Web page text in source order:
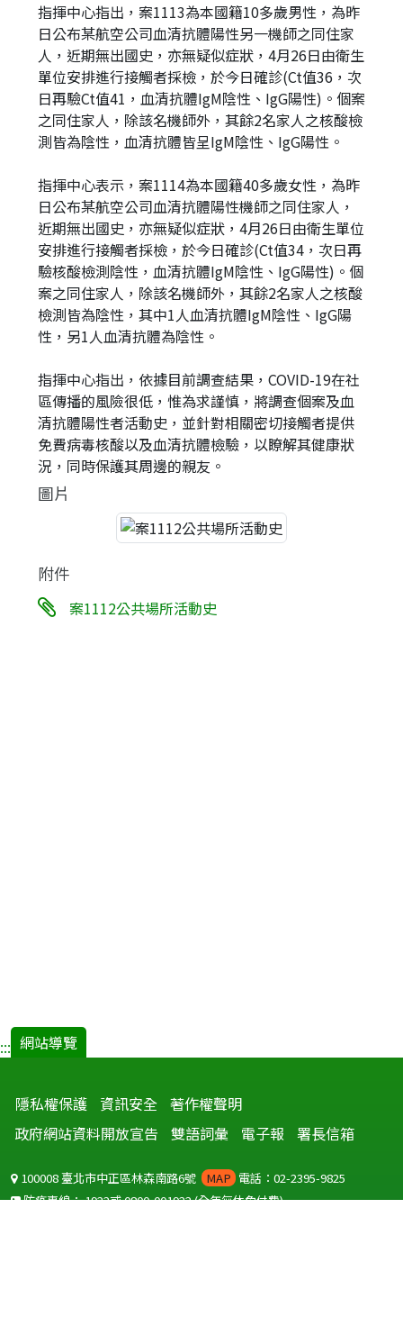
指揮中心指出，案1113為本國籍10多歲男性，為昨
日公布某航空公司血清抗體陽性另一機師之同住家
人，近期無出國史，亦無疑似症狀，4月26日由衛生
單位安排進行接觸者採檢，於今日確診(Ct值36，次
日再驗Ct值41，血清抗體IgM陰性、IgG陽性)。個案
之同住家人，除該名機師外，其餘2名家人之核酸檢
測皆為陰性，血清抗體皆呈IgM陰性、IgG陽性。
指揮中心表示，案1114為本國籍40多歲女性，為昨
日公布某航空公司血清抗體陽性機師之同住家人，
近期無出國史，亦無疑似症狀，4月26日由衛生單位
安排進行接觸者採檢，於今日確診(Ct值34，次日再
驗核酸檢測陰性，血清抗體IgM陰性、IgG陽性)。個
案之同住家人，除該名機師外，其餘2名家人之核酸
檢測皆為陰性，其中1人血清抗體IgM陰性、IgG陽
性，另1人血清抗體為陰性。
指揮中心指出，依據目前調查結果，COVID-19在社
區傳播的風險很低，惟為求謹慎，將調查個案及血
清抗體陽性者活動史，並針對相關密切接觸者提供
免費病毒核酸以及血清抗體檢驗，以瞭解其健康狀
況，同時保護其周邊的親友。
圖片
附件
案1112公共場所活動史
::: 網站導覽
隱私權保護 資訊安全 著作權聲明
政府網站資料開放宣告
雙語詞彙 電子報 署長信箱
100008 臺北市中正區林森南路6號 MAP 電話：02-2395-9825
防疫專線：1922或0800-001922(全年無休免付費)